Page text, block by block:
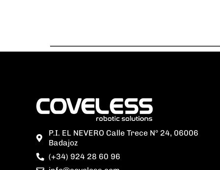
P.I. EL NEVERO Calle Trece Nº 24, 06006
Badajoz
(+34) 924 28 60 96